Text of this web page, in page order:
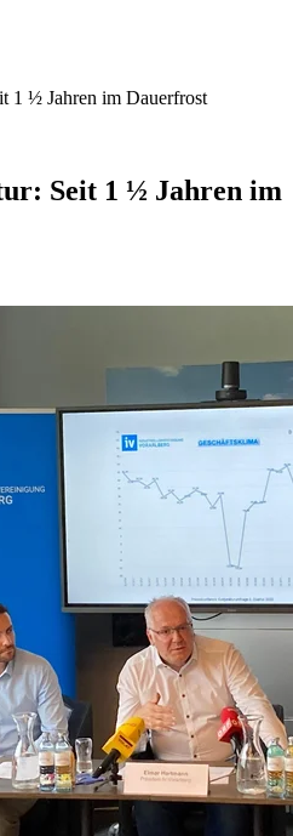
1 ½ Jahren im Dauerfrost
Seit 1 ½ Jahren im